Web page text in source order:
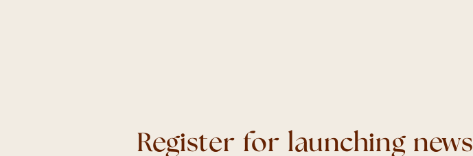
Register for launching